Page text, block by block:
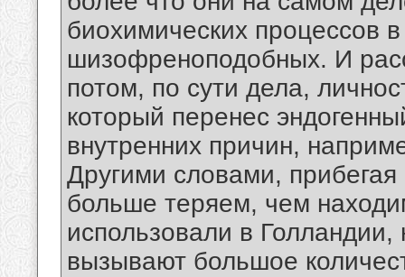
биохимических процессов
шизофреноподобных. И
потом, по сути дела,
который перенес
внутренних причин,
Другими словами,
больше теряем, чем
использовали в
вызывают большое